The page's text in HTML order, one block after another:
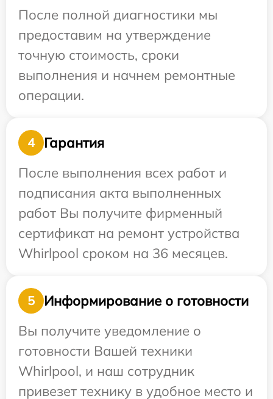
После полной диагностики мы
предоставим на утверждение
точную стоимость, сроки
выполнения и начнем ремонтные
операции.
4
Гарантия
После выполнения всех работ и
подписания акта выполненных
работ Вы получите фирменный
сертификат на ремонт устройства
Whirlpool сроком на 36 месяцев.
5
Информирование о готовности
Вы получите уведомление о
готовности Вашей техники
Whirlpool, и наш сотрудник
привезет технику в удобное место и